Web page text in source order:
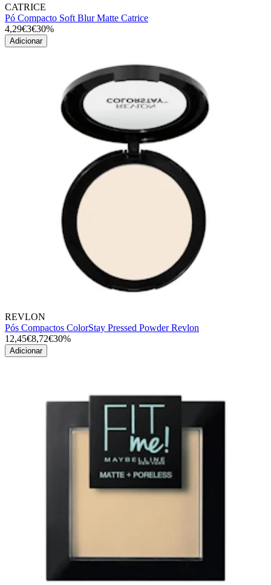
CATRICE
Pó Compacto Soft Blur Matte Catrice
4,29€3€30%
Adicionar
REVLON
Pós Compactos ColorStay Pressed Powder Revlon
12,45€8,72€30%
Adicionar